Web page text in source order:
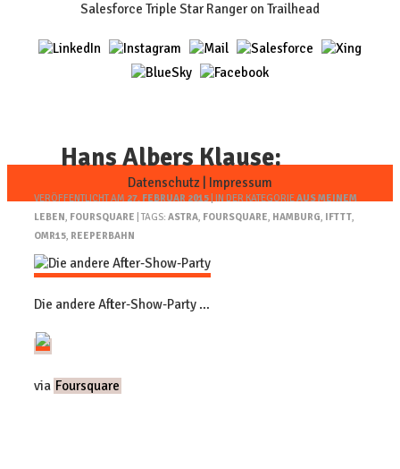
Salesforce Triple Star Ranger on Trailhead
Datenschutz Impressum
Hans Albers Klause:
VERÖFFENTLICHT AM 27. FEBRUAR 2015 | IN DER KATEGORIEAUS MEINEM
LEBEN, FOURSQUARE | TAGS: ASTRA, FOURSQUARE, HAMBURG, IFTTT,
OMR15, REEPERBAHN
Die andere After-Show-Party …
via Foursquare